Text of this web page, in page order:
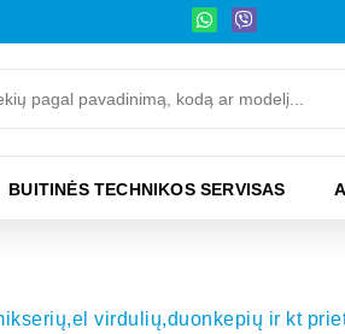
BUITINĖS TECHNIKOS SERVISAS
virdulių,duonkepių ir kt